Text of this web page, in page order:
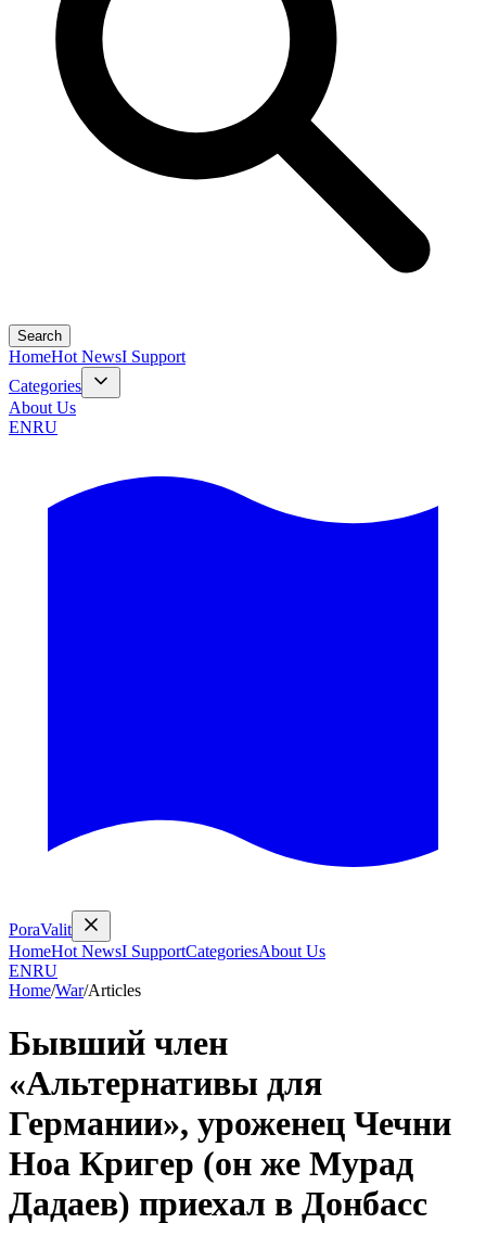
Search
HomeHot NewsI Support
Categories
About Us
ENRU
PoraValit
HomeHot NewsI SupportCategoriesAbout Us
ENRU
Home/War/Articles
Бывший член
«Альтернативы для
Германии», уроженец Чечни
Ноа Кригер (он же Мурад
Дадаев) приехал в Донбасс